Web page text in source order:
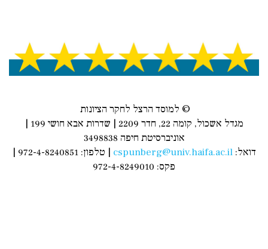
© למוסד הרצל לחקר הציונות
מגדל אשכול, קומה 22, חדר 2209 | שדרות אבא חושי 199 |
אוניברסיטת חיפה 3498838
דואל:cspunberg@univ.haifa.ac.il
| טלפון: 972-4-8240851 |
פקס: 972-4-8249010